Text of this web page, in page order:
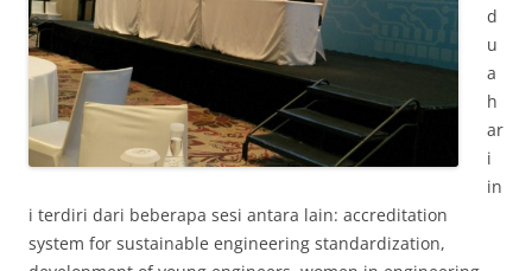
d
u
a
h
ar
i
in
i terdiri dari beberapa sesi antara lain: accreditation
system for sustainable engineering standardization,